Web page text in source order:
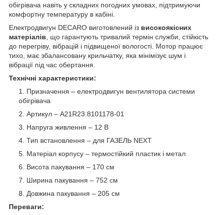
обігрівача навіть у складних погодних умовах, підтримуючи
комфортну температуру в кабіні.
Електродвигун DECARO виготовлений із високоякісних
матеріалів , що гарантують тривалий термін служби, стійкість
до перегріву, вібрацій і підвищеної вологості. Мотор працює
тихо, має збалансовану крильчатку, яка мінімізує шум і
вібрації під час обертання.
Технічні характеристики:
Призначення – електродвигун вентилятора системи
обігрівача
Артикул – A21R23.8101178-01
Напруга живлення – 12 В
Тип встановлення – для ГАЗЕЛЬ NEXT
Матеріал корпусу – термостійкий пластик і метал
Висота пакування – 170 см
Ширина пакування – 752 см
Довжина пакування – 205 см
Переваги: